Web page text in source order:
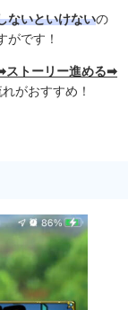
ないといけないの
がです！
ストーリー進める➡︎
がおすすめ！